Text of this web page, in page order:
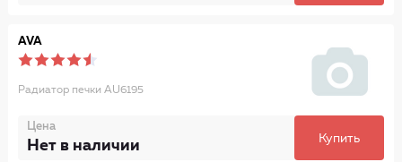
AVA
Радиатор печки AU6195
Цена
Нет в наличии Купить